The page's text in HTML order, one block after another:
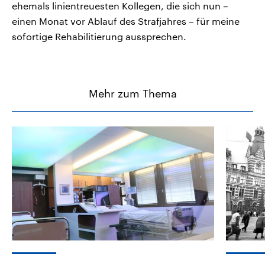
ehemals linientreuesten Kollegen, die sich nun –
einen Monat vor Ablauf des Strafjahres – für meine
sofortige Rehabilitierung aussprechen.
Mehr zum Thema